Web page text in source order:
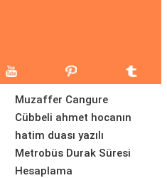
Muzaffer Cangure
Cübbeli ahmet hocanın
hatim duası yazılı
Metrobüs Durak Süresi
Hesaplama